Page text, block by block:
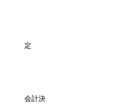
会
会計決